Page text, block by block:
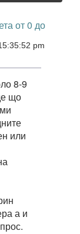
от 0 до
pm
8-9
що
или
а и